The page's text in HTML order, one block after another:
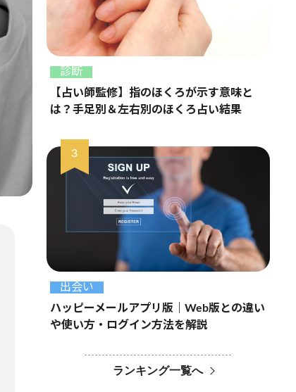
診断
【占い師監修】指のほくろが示す意味と
は？手足別＆左右別のほくろ占い結果
出会い
ハッピーメールアプリ版｜Web版との違い
や使い方・ログイン方法を解説
ランキング一覧へ